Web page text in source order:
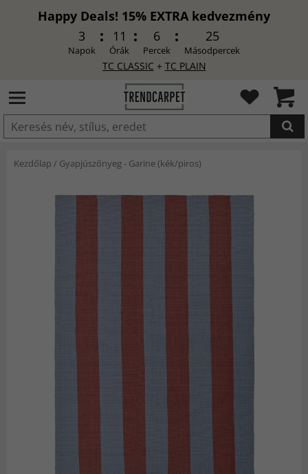
Happy Deals! 15% EXTRA kedvezmény
3
Napok
11
Órák
6
Percek
23
Másodpercek
TC CLASSIC + TC PLAIN
HOZZÁADVA
Kezdőlap / Gyapjúszőnyeg - Garine (kék/piros)